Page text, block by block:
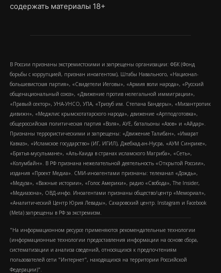
содержать материалы 18+
В России признаны экстремистскими и запрещены организации: ФБК (Фонд
борьбы с коррупцией, признан иноагентом), Штабы Навального, «Национал-
большевистская партия», «Свидетели Иеговы», «Армия воли народа», «Русский
общенациональный союз», «Движение против нелегальной иммиграции»,
«Правый сектор», УНА-УНСО, УПА, «Тризуб им. Степана Бандеры», «Мизантропик
дивижн», «Меджлис крымскотатарского народа», движение «Артподготовка»,
общероссийская политическая партия «Воля», АУЕ, батальоны «Азов» и «Айдар».
Признаны террористическими и запрещены: «Движение Талибан», «Имарат
Кавказ», «Исламское государство» (ИГ, ИГИЛ), Джебхад-ан-Нусра, «АУМ Синрике»,
«Братья-мусульмане», «Аль-Каида в странах исламского Магриба», «Сеть»,
«Колумбайн». В РФ признана нежелательной деятельность «Открытой России»,
издания «Проект Медиа». СМИ-иноагентами признаны: телеканал «Дождь»,
«Медуза», «Важные истории», «Голос Америки», радио «Свобода», The Insider,
«Медиазона», ОВД-инфо. Иноагентами признаны общество/центр «Мемориал»,
«Аналитический Центр Юрия Левады», Сахаровский центр. Instagram и Facebook
(Metа) запрещены в РФ за экстремизм.
"На информационном ресурсе применяются рекомендательные технологии
(информационные технологии предоставления информации на основе сбора,
систематизации и анализа сведений, относящихся к предпочтениям
пользователей сети "Интернет", находящихся на территории Российской
Федерации)".